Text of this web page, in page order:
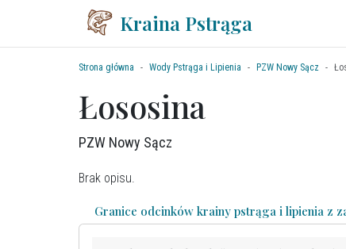
Kraina Pstrąga
Strona główna Wody Pstrąga i Lipienia PZW Nowy Sącz
Łososina
PZW Nowy Sącz
Brak opisu.
Granice odcinków krainy pstrąga i lipienia z